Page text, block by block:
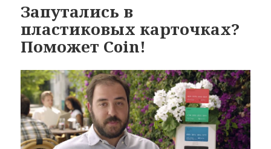
Запутались в
пластиковых карточках?
Поможет Coin!